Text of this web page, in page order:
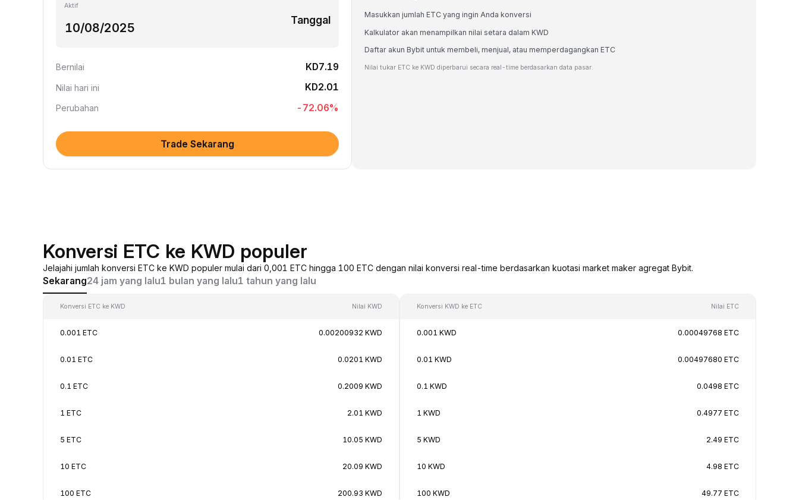
Aktif
Tanggal
Bernilai KD7.19
Nilai hari ini KD2.01
Perubahan -72.06%
Trade Sekarang
Masukkan jumlah ETC yang ingin Anda konversi
Kalkulator akan menampilkan nilai setara dalam KWD
Daftar akun Bybit untuk membeli, menjual, atau memperdagangkan ETC
Nilai tukar ETC ke KWD diperbarui secara real-time berdasarkan data pasar.
Konversi ETC ke KWD populer
Jelajahi jumlah konversi ETC ke KWD populer mulai dari 0,001 ETC hingga 100 ETC dengan nilai konversi real-time berdasarkan kuotasi market maker agregat Bybit.
Sekarang24 jam yang lalu1 bulan yang lalu1 tahun yang lalu
Konversi ETC ke KWD Nilai KWD
0.001 ETC 0.00200932 KWD
0.01 ETC 0.0201 KWD
0.1 ETC 0.2009 KWD
1 ETC 2.01 KWD
5 ETC 10.05 KWD
10 ETC 20.09 KWD
100 ETC 200.93 KWD
Konversi KWD ke ETC Nilai ETC
0.001 KWD 0.00049768 ETC
0.01 KWD 0.00497680 ETC
0.1 KWD 0.0498 ETC
1 KWD 0.4977 ETC
5 KWD 2.49 ETC
10 KWD 4.98 ETC
100 KWD 49.77 ETC